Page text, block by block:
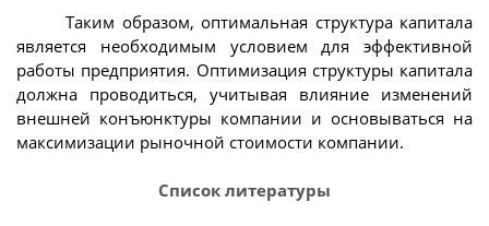
Таким образом, оптимальная структура капитала
является необходимым условием для эффективной
работы предприятия. Оптимизация структуры капитала
должна проводиться, учитывая влияние изменений
внешней конъюнктуры компании и основываться на
максимизации рыночной стоимости компании.
Список литературы